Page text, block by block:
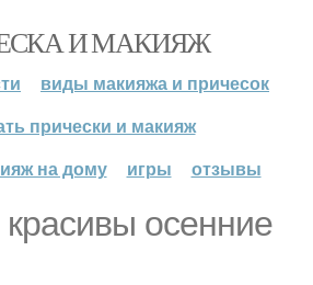
И МАКИЯЖ
виды макияжа и причесок
прически и макияж
на дому
игры отзывы
осенние